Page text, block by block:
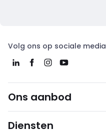
Volg ons op sociale media
Ons aanbod
Diensten